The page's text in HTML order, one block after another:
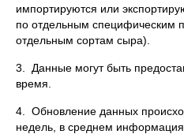
импортируются или
по отдельным специфическим
отдельным сортам сыра).
3. Данные могут быть
время.
4. Обновление данных
недель, в среднем